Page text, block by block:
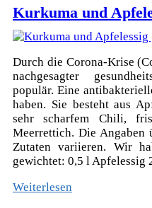
Kurkuma und
Durch die Corona-Krise
nachgesagter
populär. Eine
haben. Sie besteht aus
sehr scharfem Chili,
Meerrettich. Die
Zutaten variieren. Wir
gewichtet: 0,5 l
Weiterlesen